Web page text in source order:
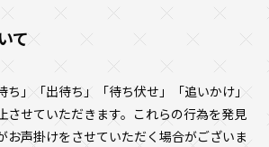
て
ち」「出待ち」「待ち伏せ」「追いかけ」
させていただきます。これらの行為を発見
お声掛けをさせていただく場合がございま